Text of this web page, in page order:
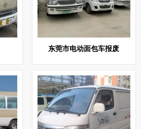
东莞市电动面包车报废